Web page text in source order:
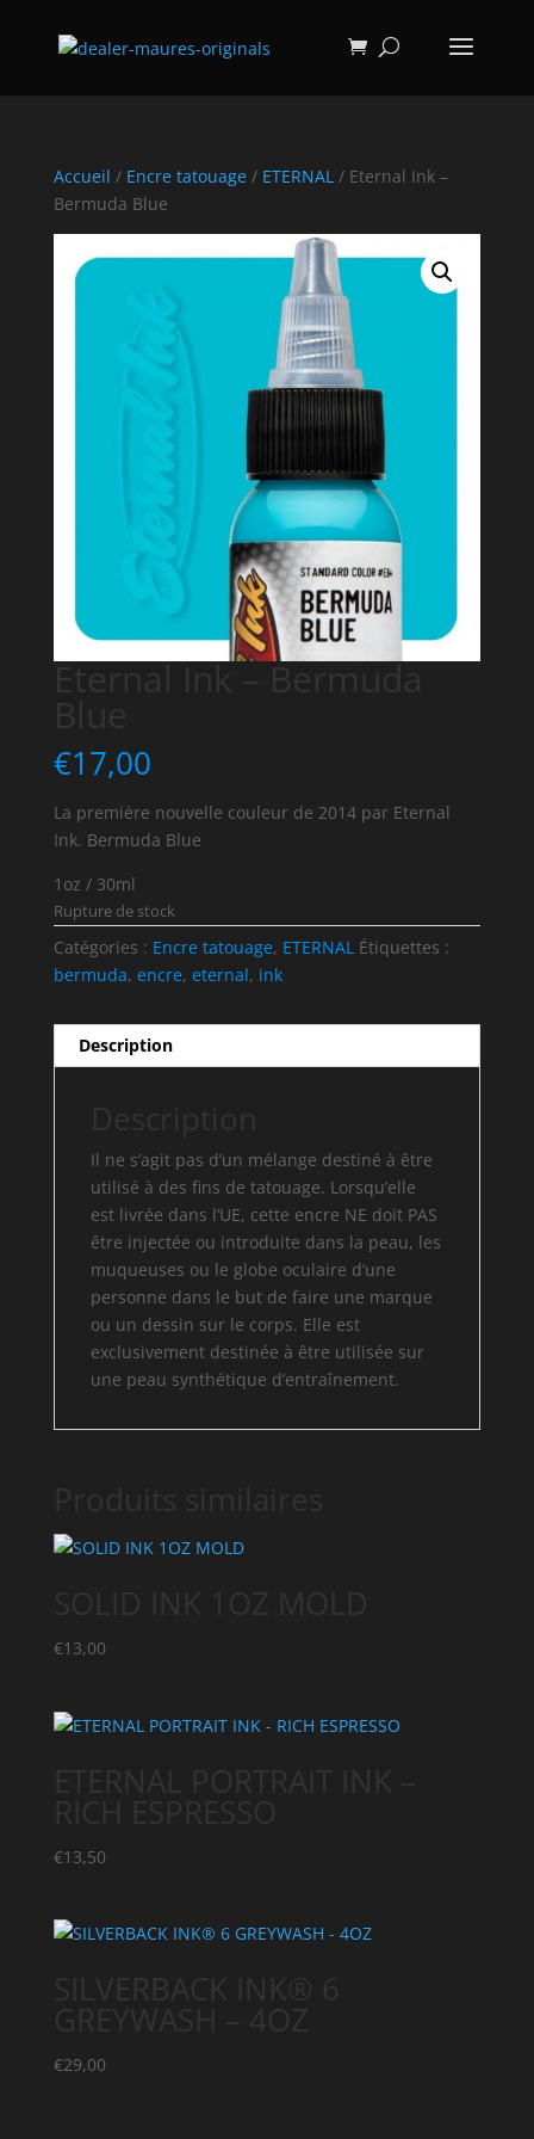
Accueil / Encre tatouage/ ETERNAL/ Eternal Ink –
Bermuda Blue
€17,00
La première nouvelle couleur de 2014 par Eternal
Ink. Bermuda Blue
1oz / 30ml
Rupture de stock
Catégories : Encre tatouage, ETERNAL Étiquettes :
bermuda, encre, eternal, ink
Description
Il ne s’agit pas d’un mélange destiné à être
utilisé à des fins de tatouage. Lorsqu’elle
est livrée dans l’UE, cette encre NE doit PAS
être injectée ou introduite dans la peau, les
muqueuses ou le globe oculaire d’une
personne dans le but de faire une marque
ou un dessin sur le corps. Elle est
exclusivement destinée à être utilisée sur
une peau synthétique d’entraînement.
€13,00
€13,50
€29,00